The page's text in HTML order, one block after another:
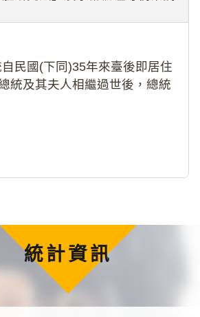
民國(下同)35年來臺後即居住
統及其夫人相繼過世後，總統
統計資訊